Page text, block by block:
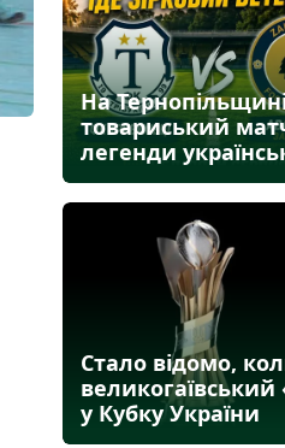
На
товариський
легенди
Стало відомо,
великогаївський
у Кубку України